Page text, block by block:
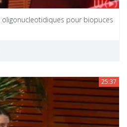
pour biopuces
25:37